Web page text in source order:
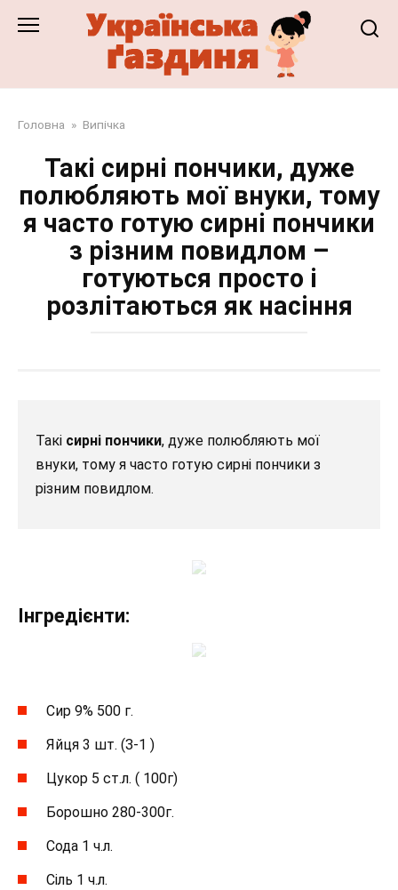
Головна » Випічка
Такі сирні пончики, дуже
полюбляють мої внуки, тому
я часто готую сирні пончики
з різним повидлом –
готуються просто і
розлітаються як насіння
Такі сирні пончики, дуже полюбляють мої
внуки, тому я часто готую сирні пончики з
різним повидлом.
Інгредієнти:
Сир 9% 500 г.
Яйця 3 шт. (З-1 )
Цукор 5 ст.л. ( 100г)
Борошно 280-300г.
Сода 1 ч.л.
Сіль 1 ч.л.